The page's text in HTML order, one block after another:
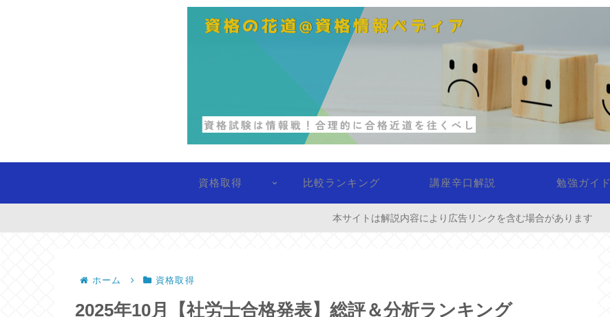
資格取得 比較ランキング 講座辛口解説 勉強ガイド
本サイトは解説内容により広告リンクを含む場合があります
ホーム 資格取得
2025年10月【社労士合格発表】総評＆分析ランキング